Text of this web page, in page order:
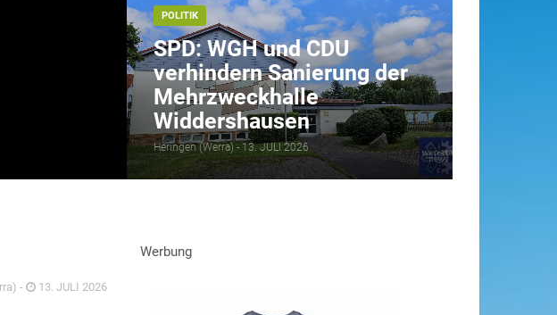
POLITIK
SPD: WGH und CDU
verhindern Sanierung der
Mehrzweckhalle
Widdershausen
Heringen (Werra) - 13. JULI 2026
- 13. JULI 2026
Werbung